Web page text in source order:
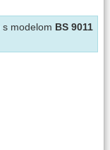
modelom BS 9011